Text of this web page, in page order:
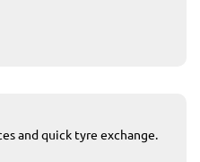
and quick tyre exchange.